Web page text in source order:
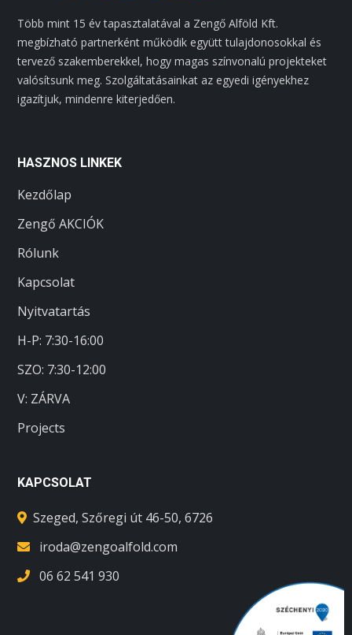
Több mint 15 év tapasztalatával a Zengő Alföld Kft.
megbízható partnerként működik együtt tulajdonosokkal és
tervező szakemberekkel, hogy magas színvonalú projekteket
valósítsunk meg. Szolgáltatásainkat az egyedi igényekhez
igazítjuk, mindenre kiterjedően.
HASZNOS LINKEK
Kezdőlap
Zengő AKCIÓK
Rólunk
Kapcsolat
Nyitvatartás
H-P: 7:30-16:00
SZO: 7:30-12:00
V: ZÁRVA
Projects
KAPCSOLAT
Szeged, Szőregi út 46-50, 6726
iroda@zengoalfold.com
06 62 541 930